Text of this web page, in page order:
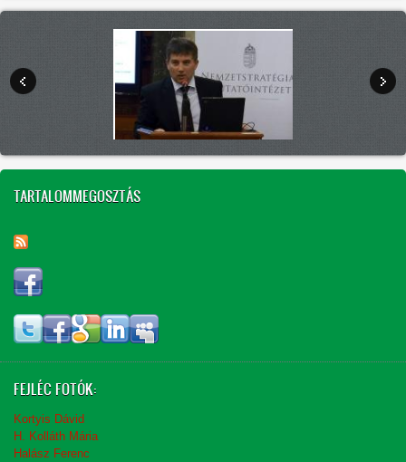
TARTALOMMEGOSZTÁS
FEJLÉC FOTÓK:
Kortyis Dávid
H. Kolláth Mária
Halász Ferenc